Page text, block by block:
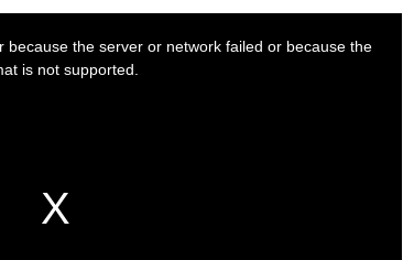
the server or network failed or because the
is not supported.